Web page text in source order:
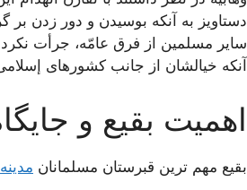
دستاویز به آنکه بوسیدن و دور زدن
سایر مسلمین از فرق عامّه، جرأت
آنکه خیالشان از جانب کشورهاى
اهمیت بقیع و
بقیع مهم ترین قبرستان مسلمانان مدینه